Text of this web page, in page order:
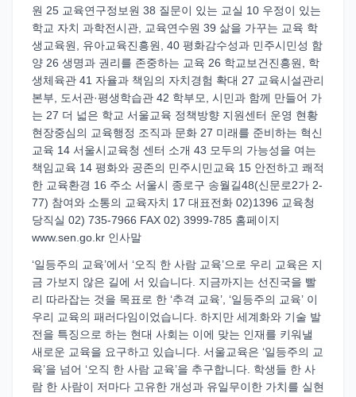
원 25 교육연구정보원 38 질문이 있는 교실 10 우정이 있는
학교 자치 과학전시관, 교육연수원 39 삶을 가꾸는 교육 학
생교육원, 유아교육진흥원, 40 평화감수성과 민주시민성 함
양 26 생명과 권리를 존중하는 교육 26 학교보건진흥원, 학
생체육관 41 자율과 책임의 자치경험 확대 27 교육시설관리
본부, 도서관·평생학습관 42 학부모, 시민과 함께 만들어 가
는 27 더 넓은 학교 서울교육 정책방향 지원센터 운영 현황
현장중심의 교육행정 조직과 문화 27 미래를 준비하는 혁신
교육 14 서울시교육청 센터 소개 43 모두의 가능성을 여는
책임교육 14 평화와 공존의 민주시민교육 15 안전하고 쾌적
한 교육환경 16 주소 서울시 종로구 송월길48(신문로2가 2-
77) 참여와 소통의 교육자치 17 대표전화 02)1396 교육청
당직실 02) 735-7966 FAX 02) 3999-785 홈페이지
www.sen.go.kr 인사말
‘일등주의 교육’에서 ‘오직 한 사람 교육’으로 우리 교육은 지
금 가보지 않은 길에 서 있습니다. 지금까지는 선진국을 빨
리 따라잡는 것을 목표로 한 ‘추격 교육’, ‘일등주의 교육’ 이
우리 교육의 패러다임이었습니다. 하지만 세계화와 기술 발
전을 특징으로 하는 현대 사회는 이에 맞는 인재를 키워낼
새로운 교육을 요구하고 있습니다. 서울교육은 ‘일등주의 교
육’을 넘어 ‘오직 한 사람 교육’을 추구합니다. 학생들 한 사
람 한 사람이 저마다 고유한 개성과 유일무이한 가치를 실현